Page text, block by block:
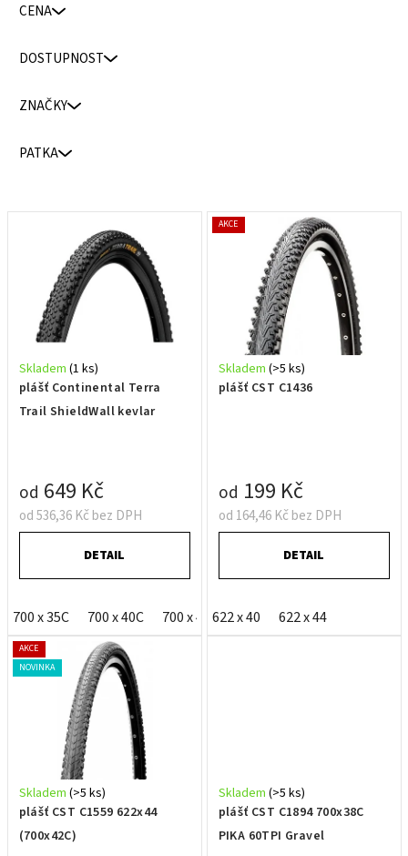
e
n
o
d
k
CENA
DOSTUPNOST
ZNAČKY
PATKA
o
d
plášť Continental Terra
Trail ShieldWall kevlar
Skladem (1 ks)
od 536,36 Kč bez DPH
od 649 Kč
DETAIL
700 x 35C 700 x 40C 700 x 45C
AKCE
plášť CST C1436
Skladem (>5 ks)
od 164,46 Kč bez DPH
od 199 Kč
DETAIL
622 x 40 622 x 44
AKCE
NOVINKA
plášť CST C1559 622x44
(700x42C)
Skladem (>5 ks)
plášť CST C1894 700x38C
PIKA 60TPI Gravel
Skladem (>5 ks)